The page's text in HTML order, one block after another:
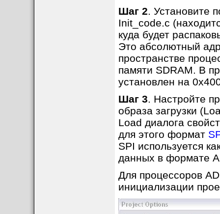
Шаг 2. Установите
Init_code.c
куда будет
Это абсолютный
пространстве
памяти SDRAM. В
установлен на
Шаг 3. Настройте
образа загрузки
Load диалога
для этого формат
SPI используется
данных в формате
Для процессоров
инициализации